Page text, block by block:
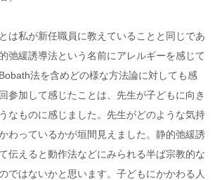
は私が新任職員に教えていることと同じであ
弛緩誘導法という名前にアレルギーを感じて
法を含めどの様な方法論に対しても感
参加して感じたことは、先生が子どもに向き
なものに感じました。先生がどのような気持
わっているかが垣間見えました。静的弛緩誘
伝えると動作法などにみられる半ば宗教的な
ではないかと思います。子どもにかかわる人